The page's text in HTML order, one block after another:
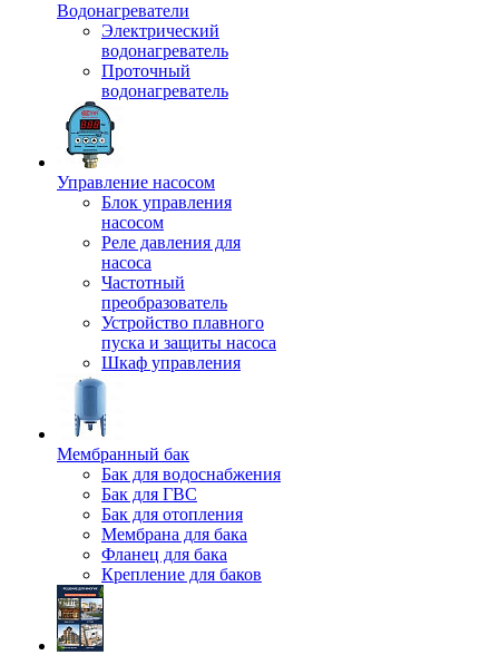
Водонагреватели
Электрический
водонагреватель
Проточный
водонагреватель
Управление насосом
Блок управления
насосом
Реле давления для
насоса
Частотный
преобразователь
Устройство плавного
пуска и защиты насоса
Шкаф управления
Мембранный бак
Бак для водоснабжения
Бак для ГВС
Бак для отопления
Мембрана для бака
Фланец для бака
Крепление для баков